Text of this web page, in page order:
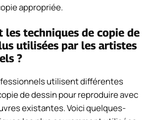
appropriée.
les techniques de copie de
utilisées par les artistes
?
utilisent différentes
de dessin pour reproduire avec
existantes. Voici quelques-